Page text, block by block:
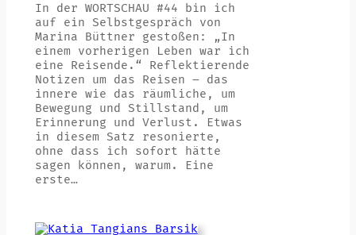
In der WORTSCHAU #44 bin ich
auf ein Selbstgespräch von
Marina Büttner gestoßen: „In
einem vorherigen Leben war ich
eine Reisende.“ Reflektierende
Notizen um das Reisen – das
innere wie das räumliche, um
Bewegung und Stillstand, um
Erinnerung und Verlust. Etwas
in diesem Satz resonierte,
ohne dass ich sofort hätte
sagen können, warum. Eine
erste…